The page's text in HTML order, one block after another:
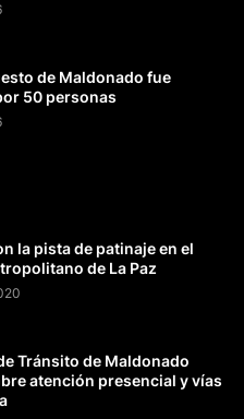
de Maldonado fue
50 personas
la pista de patinaje en el
de La Paz
Tránsito de Maldonado
atención presencial y vías